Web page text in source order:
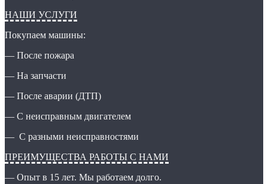
НАШИ УСЛУГИ
Покупаем машины:
— После пожара
— На запчасти
— После аварии (ДТП)
— С неисправным двигателем
— С разными неисправностями
ПРЕИМУЩЕСТВА РАБОТЫ С НАМИ
— Опыт в 15 лет. Мы работаем долго.